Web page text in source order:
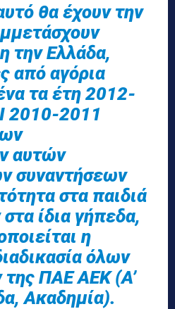
θα έχουν την
την Ελλάδα,
από αγόρια
τα έτη 2012-
2010-2011
αυτών
συναντήσεων
στα παιδιά
ίδια γήπεδα,
η
όλων
ΠΑΕ ΑΕΚ (Α’
Ακαδημία).